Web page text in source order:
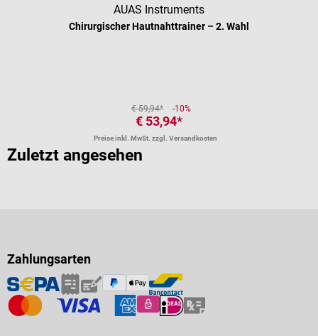
AUAS Instruments
Chirurgischer Hautnahttrainer – 2. Wahl
€ 59,94* -10%
€ 53,94*
Preise inkl. MwSt. zzgl. Versandkosten
Zuletzt angesehen
Zahlungsarten